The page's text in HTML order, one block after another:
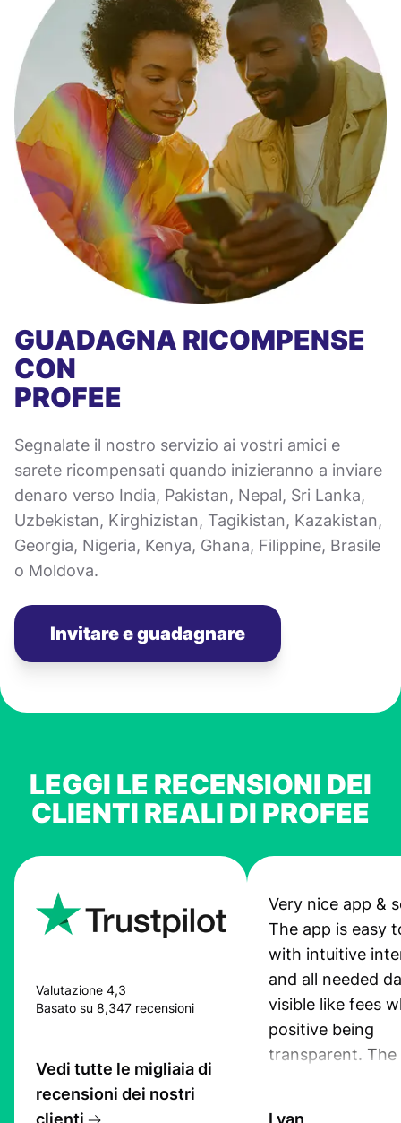
GUADAGNA RICOMPENSE
CON
PROFEE
Segnalate il nostro servizio ai vostri amici e
sarete ricompensati quando inizieranno a inviare
denaro verso India, Pakistan, Nepal, Sri Lanka,
Uzbekistan, Kirghizistan, Tagikistan, Kazakistan,
Georgia, Nigeria, Kenya, Ghana, Filippine, Brasile
o Moldova.
Invitare e guadagnare
LEGGI LE RECENSIONI DEI
CLIENTI REALI DI PROFEE
Valutazione 4,3
Basato su 8,347 recensioni
Vedi tutte le migliaia di
recensioni dei nostri
clienti
Very nice app &
The app is easy
with intuitive
and all needed
visible like fees
positive being
transparent. The
Lyan